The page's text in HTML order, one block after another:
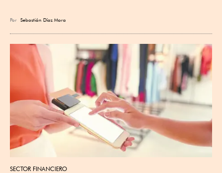
Por Sebastián Díaz Mora
SECTOR FINANCIERO